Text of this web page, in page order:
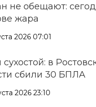
не обещают:
жара
2026 07:01
сухостой: в
сбили 30 БПЛА
2026 23:10